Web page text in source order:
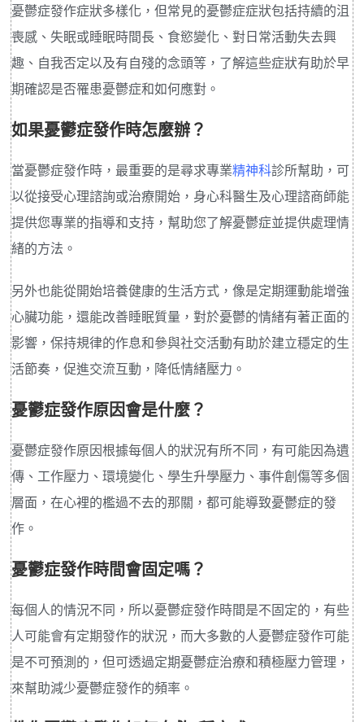
憂鬱症發作症狀多樣化，但常見的憂鬱症症狀包括持續的沮
喪感、失眠或睡眠時間長、食慾變化、對日常活動失去興
趣、自我否定以及有自殘的念頭等，了解這些症狀有助於早
期確認是否罹患憂鬱症和如何應對。
如果憂鬱症發作時怎麼辦？
當憂鬱症發作時，最重要的是尋求專業精神科診所幫助，可
以從接受心理諮詢或治療開始，身心科醫生及心理諮商師能
提供您專業的指導和支持，幫助您了解憂鬱症並提供處理情
緒的方法。
另外也能從開始培養健康的生活方式，像是定期運動能增強
心臟功能，還能改善睡眠質量，對於憂鬱的情緒有著正面的
影響，保持規律的作息和參與社交活動有助於建立穩定的生
活節奏，促進交流互動，降低情緒壓力。
憂鬱症發作原因會是什麼？
憂鬱症發作原因根據每個人的狀況有所不同，有可能因為遺
傳、工作壓力、環境變化、學生升學壓力、事件創傷等多個
層面，在心裡的檻過不去的那關，都可能導致憂鬱症的發
作。
憂鬱症發作時間會固定嗎？
每個人的情況不同，所以憂鬱症發作時間是不固定的，有些
人可能會有定期發作的狀況，而大多數的人憂鬱症發作可能
是不可預測的，但可透過定期憂鬱症治療和積極壓力管理，
來幫助減少憂鬱症發作的頻率。